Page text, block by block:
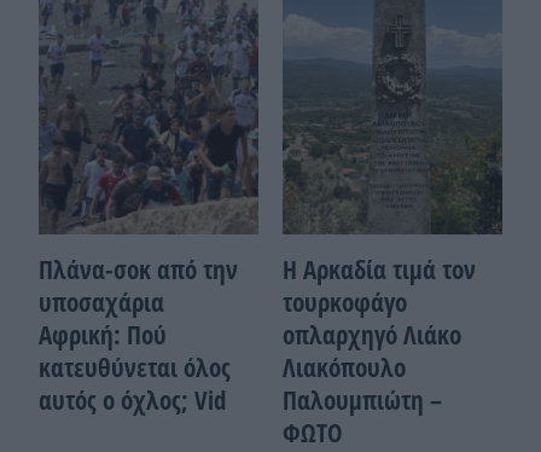
Πλάνα-σοκ από την
υποσαχάρια
Αφρική: Πού
κατευθύνεται όλος
αυτός ο όχλος; Vid
Η Αρκαδία τιμά τον
τουρκοφάγο
οπλαρχηγό Λιάκο
Λιακόπουλο
Παλουμπιώτη –
ΦΩΤΟ